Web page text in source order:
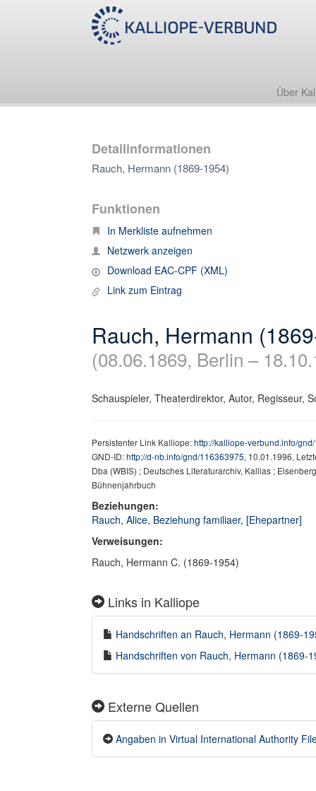
Über
Detailinformationen
Rauch, Hermann (1869-1954)
Funktionen
In Merkliste aufnehmen
Netzwerk anzeigen
Download EAC-CPF (XML)
Link zum Eintrag
Rauch, Hermann
(08.06.1869, Berlin –
Schauspieler, Theaterdirektor, Autor, Regisseur,
Persistenter Link Kalliope:http://kalliope-verbund.info/
GND-ID:http://d-nb.info/gnd/116363975, 10.01.1996,
Dba (WBIS) ; Deutsches Literaturarchiv, Kallias ;
Bühnenjahrbuch
Beziehungen:
Rauch, Alice, Beziehung familiaer, [Ehepartner]
Verweisungen:
Rauch, Hermann C. (1869-1954)
Links in Kalliope
Handschriften an Rauch, Hermann (1869-
Handschriften von Rauch, Hermann (1869-
Externe Quellen
Angaben in Virtual International Authority